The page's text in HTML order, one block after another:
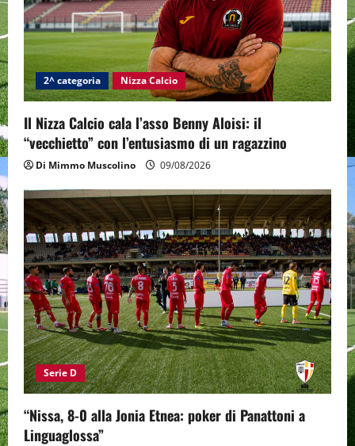
2^ categoria Nizza Calcio
Il Nizza Calcio cala l’asso Benny Aloisi: il
“vecchietto” con l’entusiasmo di un ragazzino
Di Mimmo Muscolino 09/08/2026
Serie D
“Nissa, 8-0 alla Jonia Etnea: poker di Panattoni a
Linguaglossa”